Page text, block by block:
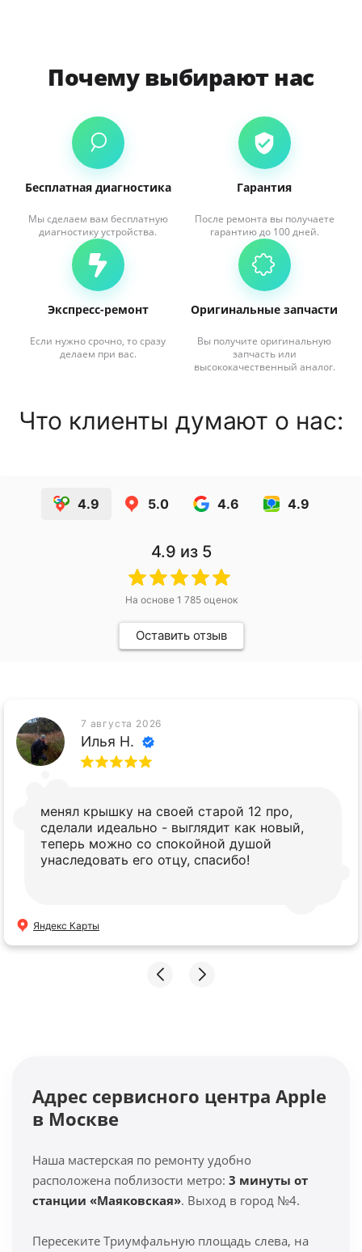
Почему выбирают нас
Бесплатная диагностика
Мы сделаем вам бесплатную
диагностику устройства.
Гарантия
После ремонта вы получаете
гарантию до 100 дней.
Экспресс-ремонт
Если нужно срочно, то сразу
делаем при вас.
Оригинальные запчасти
Вы получите оригинальную
запчасть или
высококачественный аналог.
Что клиенты думают о нас:
4.9 5.0 4.6 4.9
4.9 из 5
На основе 1 785оценок
Оставить отзыв
7 августа 2026
Илья Н.
менял крышку на своей старой 12 про,
сделали идеально - выглядит как новый,
теперь можно со спокойной душой
унаследовать его отцу, спасибо!
Яндекс Карты
Адрес сервисного центра Apple
в Москве
Наша мастерская по ремонту удобно
расположена поблизости метро: 3 минуты от
станции «Маяковская». Выход в город №4.
Пересеките Триумфальную площадь слева, на